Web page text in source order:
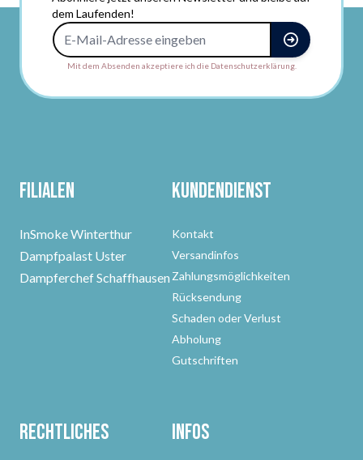
dem Laufenden!
Mit dem Absenden akzeptiere ich die Datenschutzerklärung.
Filialen
InSmoke Winterthur
Dampfpalast Uster
Dampferchef Schaffhausen
Kundendienst
Kontakt
Versandinfos
Zahlungsmöglichkeiten
Rücksendung
Schaden oder Verlust
Abholung
Gutschriften
Rechtliches Infos